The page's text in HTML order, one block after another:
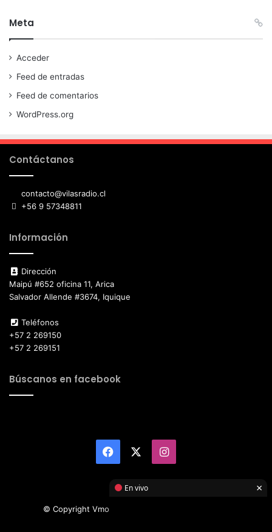
Meta
Acceder
Feed de entradas
Feed de comentarios
WordPress.org
Contáctanos
contacto@vilasradio.cl
+56 9 57348811
Información
Dirección
Maipú #652 oficina 11, Arica
Salvador Allende #3674, Iquique
Teléfonos
+57 2 269150
+57 2 269151
Búscanos en facebook
Facebook Instagram
© Copyright Vmotor TI 2026, All Rights Reserved
En vivo ×